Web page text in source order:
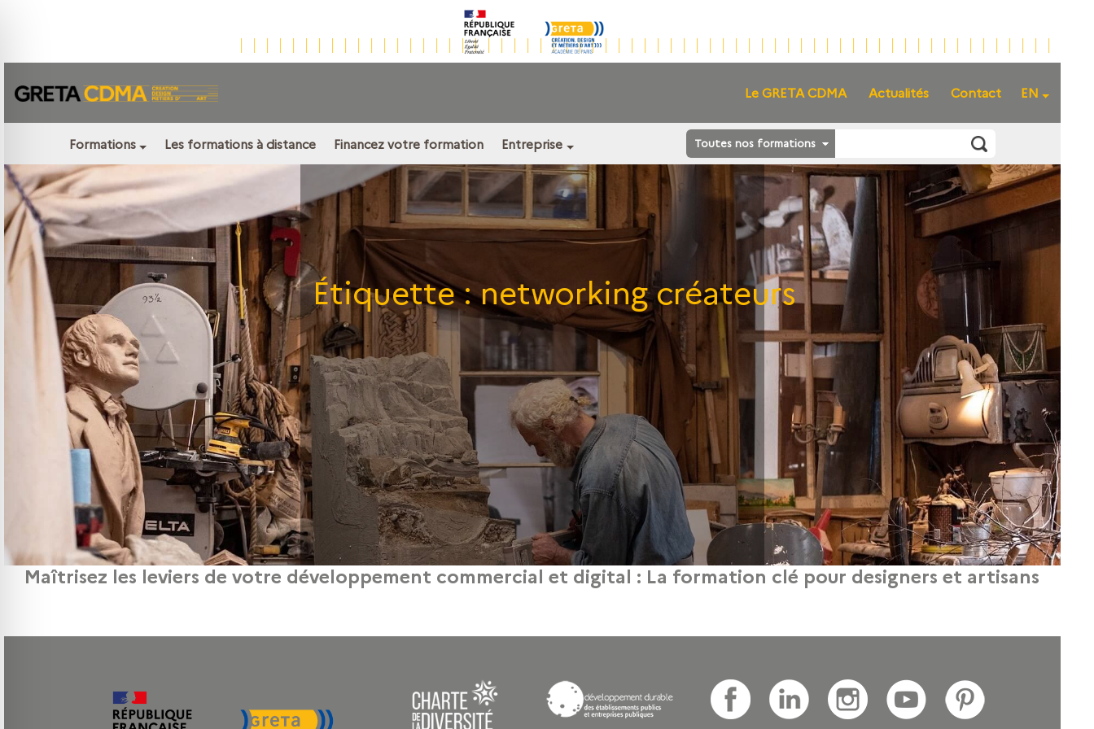
EN
Le GRETA CDMA Actualités Contact
Formations Les formations à distance Financez votre formation Entreprise Toutes nos formations
Étiquette :networking créateurs
Maîtrisez les leviers de votre développement commercial et digital : La formation clé pour designers et artisans